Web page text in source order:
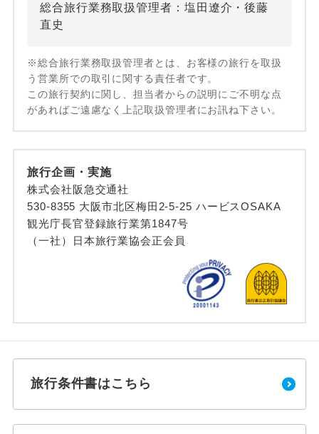
総合旅行業務取扱管理者：塩田遼介・後藤
直史
※総合旅行業務取扱管理者とは、お客様の旅行を取扱
う営業所での取引に関する責任者です。
この旅行契約に関し、担当者からの説明にご不明な点
があればご遠慮なく上記取扱管理者にお訊ね下さい。
旅行企画・実施
株式会社阪急交通社
530-8355 大阪市北区梅田2-5-25 ハービスOSAKA
観光庁長官登録旅行業第1847号
（一社）日本旅行業協会正会員
旅行条件書はこちら